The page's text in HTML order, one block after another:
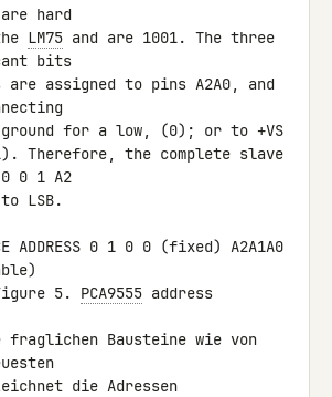
hard
LM75 and are 1001. The three
bits
assigned to pins A2A0, and
for a low, (0); or to +VS
Therefore, the complete slave
0 1 A2
to LSB.
ADDRESS 0 1 0 0 (fixed) A2A1A0
5. PCA9555 address
fraglichen Bausteine wie von
die Adressen